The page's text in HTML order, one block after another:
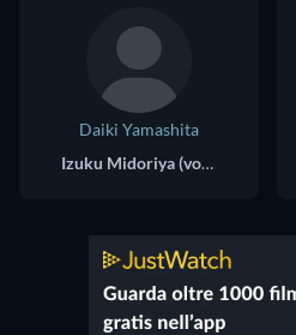
Daiki Yamashita
Izuku Midoriya (voice)